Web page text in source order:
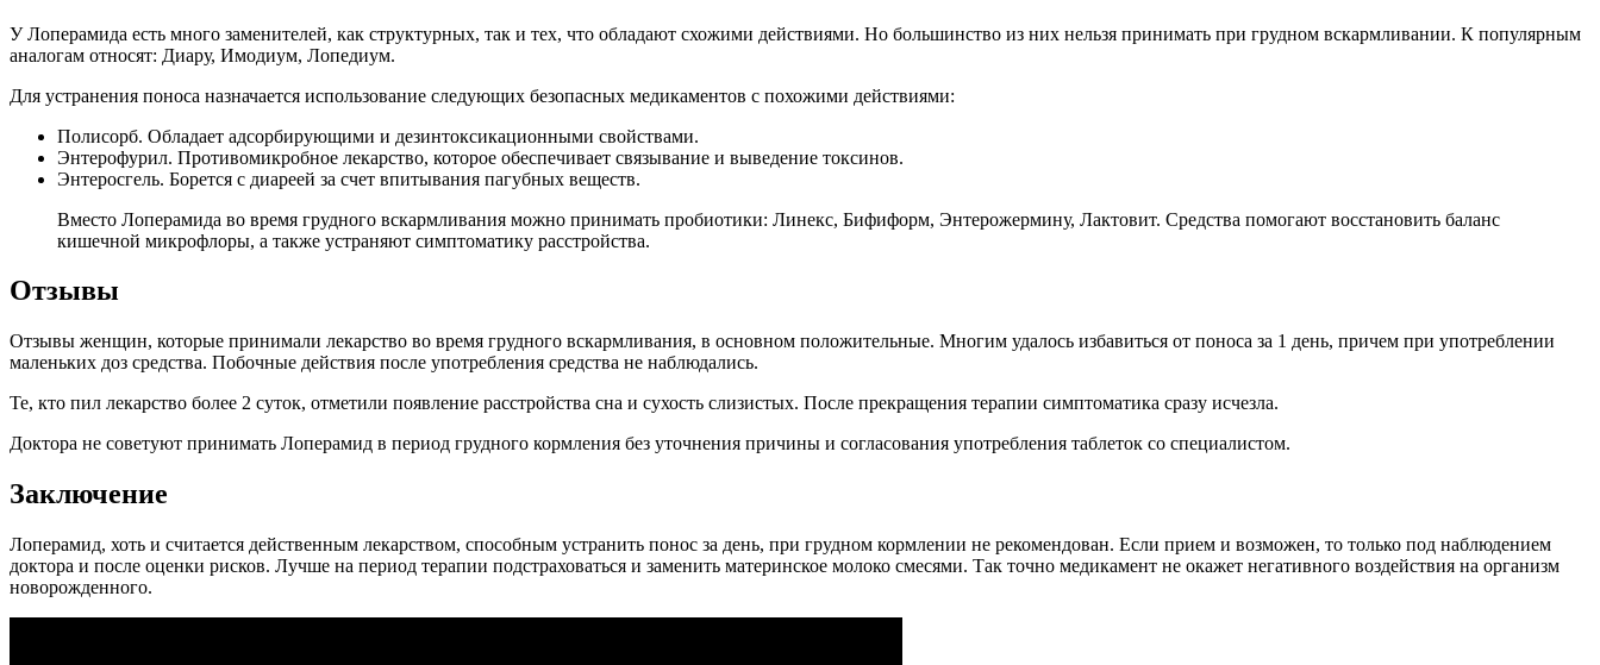
У Лоперамида есть много заменителей, как структурных, так и тех, что обладают схожими действиями. Но большинство из них нельзя принимать при грудном вскармливании. К популярным
аналогам относят: Диару, Имодиум, Лопедиум.
Для устранения поноса назначается использование следующих безопасных медикаментов с похожими действиями:
Полисорб. Обладает адсорбирующими и дезинтоксикационными свойствами.
Энтерофурил. Противомикробное лекарство, которое обеспечивает связывание и выведение токсинов.
Энтеросгель. Борется с диареей за счет впитывания пагубных веществ.
Вместо Лоперамида во время грудного вскармливания можно принимать пробиотики: Линекс, Бифиформ, Энтерожермину, Лактовит. Средства помогают восстановить баланс
кишечной микрофлоры, а также устраняют симптоматику расстройства.
Отзывы
Отзывы женщин, которые принимали лекарство во время грудного вскармливания, в основном положительные. Многим удалось избавиться от поноса за 1 день, причем при употреблении
маленьких доз средства. Побочные действия после употребления средства не наблюдались.
Те, кто пил лекарство более 2 суток, отметили появление расстройства сна и сухость слизистых. После прекращения терапии симптоматика сразу исчезла.
Доктора не советуют принимать Лоперамид в период грудного кормления без уточнения причины и согласования употребления таблеток со специалистом.
Заключение
Лоперамид, хоть и считается действенным лекарством, способным устранить понос за день, при грудном кормлении не рекомендован. Если прием и возможен, то только под наблюдением
доктора и после оценки рисков. Лучше на период терапии подстраховаться и заменить материнское молоко смесями. Так точно медикамент не окажет негативного воздействия на организм
новорожденного.